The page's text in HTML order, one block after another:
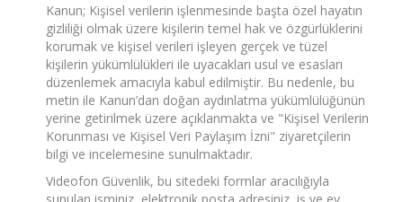
Kanun; Kişisel verilerin işlenmesinde başta özel hayatın
gizliliği olmak üzere kişilerin temel hak ve özgürlüklerini
korumak ve kişisel verileri işleyen gerçek ve tüzel
kişilerin yükümlülükleri ile uyacakları usul ve esasları
düzenlemek amacıyla kabul edilmiştir. Bu nedenle, bu
metin ile Kanun’dan doğan aydınlatma yükümlülüğünün
yerine getirilmek üzere açıklanmakta ve "Kişisel Verilerin
Korunması ve Kişisel Veri Paylaşım İzni" ziyaretçilerin
bilgi ve incelemesine sunulmaktadır.
Videofon Güvenlik, bu sitedeki formlar aracılığıyla
sunulan isminiz, elektronik posta adresiniz, iş ve ev